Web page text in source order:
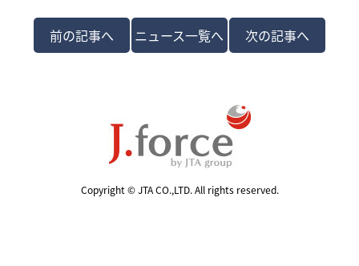
前の記事へ ニュース一覧へ 次の記事へ
Copyright © JTA CO.,LTD. All rights reserved.